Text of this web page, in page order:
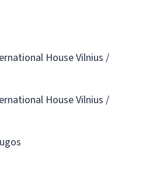
House Vilnius /
House Vilnius /